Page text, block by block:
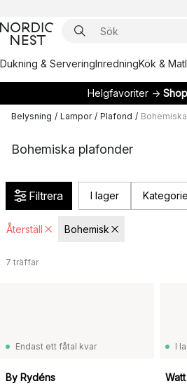
Dukning & ServeringInredningKök &
Helgfavoriter →
Belysning / Lampor / Plafond /
Bohemiska plafonder
Filtrera I lager
Återställ Bohemisk
7 träffar
Endast ett fåtal kvar
By Rydéns
I